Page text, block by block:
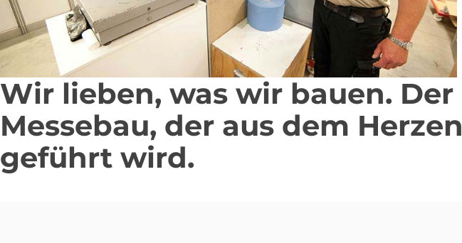
Wir lieben, was wir bauen. Der
Messebau, der aus dem Herzen
geführt wird.